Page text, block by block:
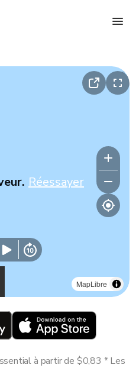
MapLibre
Réessayer
à partir de $0,83 * Les